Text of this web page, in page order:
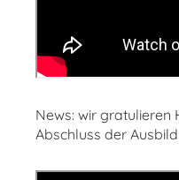
News: wir
Abschluss der